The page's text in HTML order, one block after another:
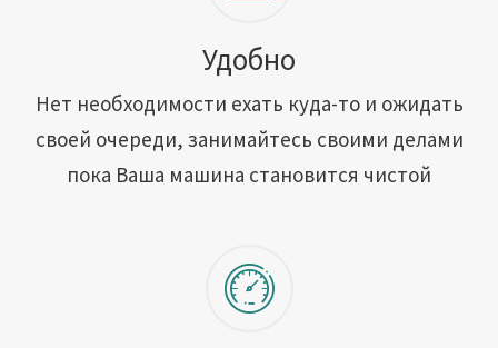
Адреса обслуживания
Контакты
Удобно
Нет необходимости ехать куда-то и ожидать
своей очереди, занимайтесь своими делами
пока Ваша машина становится чистой